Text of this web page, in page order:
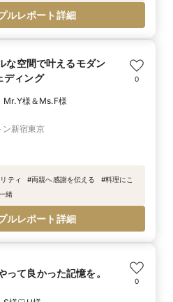
デン #リボン #WEDDING
ルレポート詳細
な空間で叶えるモダン
ディング
0
Mr.Y様＆Ms.F様
ン新宿東京
ティ #両親へ感謝を伝える #料理にこ
緒
ルレポート詳細
て良かった記憶を。
0